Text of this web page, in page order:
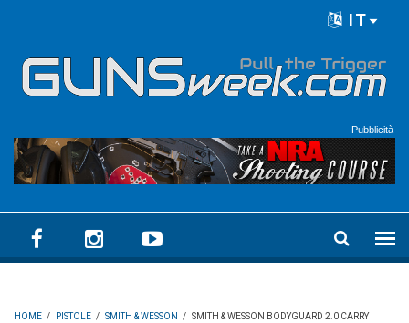
IT
Pubblicità
HOME / PISTOLE / SMITH & WESSON / SMITH & WESSON BODYGUARD 2.0 CARRY